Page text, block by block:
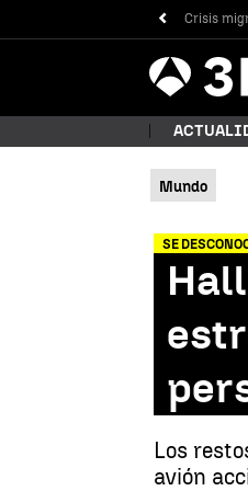
Crisis
Antena
3
Mundo
SE
Los
avión